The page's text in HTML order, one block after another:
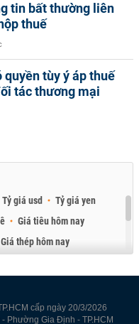
tin bất thường liên
thuế
quyền tùy ý áp thuế
tác thương mại
Tỷ giá usd
Tỷ giá yen
Giá tiêu hôm nay
Giá thép hôm nay
cấp ngày 20/3/2026
Phường Gia Định - TP.HCM